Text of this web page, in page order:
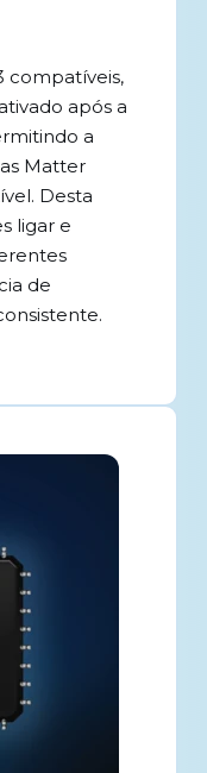
compatíveis,
após a
a
Matter
Desta
ligar e
de